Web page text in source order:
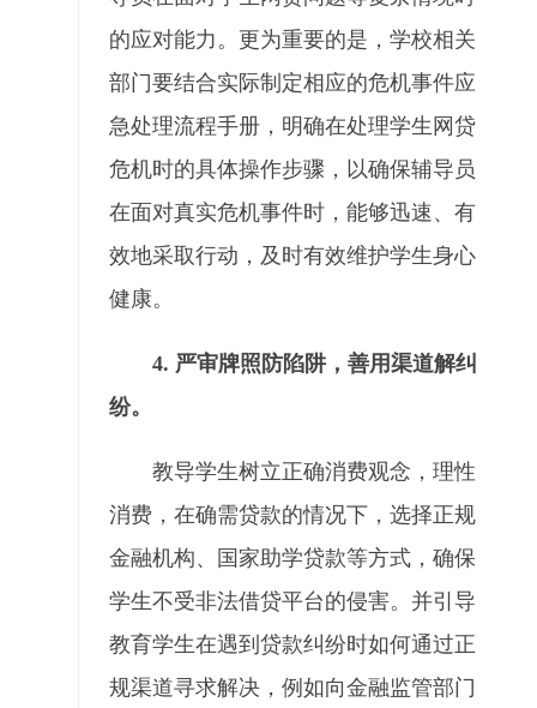
的应对能力。更为重要的是，学校相关
部门要结合实际制定相应的危机事件应
急处理流程手册，明确在处理学生网贷
危机时的具体操作步骤，以确保辅导员
在面对真实危机事件时，能够迅速、有
效地采取行动，及时有效维护学生身心
健康。
4. 严审牌照防陷阱，善用渠道解纠
纷。
教导学生树立正确消费观念，理性
消费，在确需贷款的情况下，选择正规
金融机构、国家助学贷款等方式，确保
学生不受非法借贷平台的侵害。并引导
教育学生在遇到贷款纠纷时如何通过正
规渠道寻求解决，例如向金融监管部门